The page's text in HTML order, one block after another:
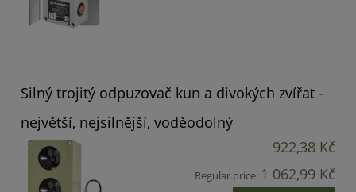
Silný trojitý odpuzovač kun a divokých zvířat -
největší, nejsilnější, voděodolný
922,38 Kč
Regular price:1 062,99 Kč